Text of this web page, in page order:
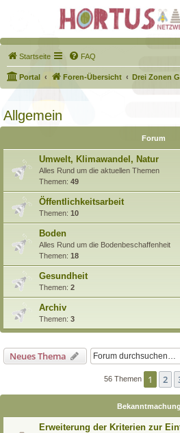
Startseite FAQ
Portal Foren-Übersicht Drei Zonen
Allgemein
Forum
Umwelt, Klimawandel, Natur
Alles Rund um die aktuellen Themen
Themen: 49
Öffentlichkeitsarbeit
Themen: 10
Boden
Alles Rund um die Bodenbeschaffenheit
Themen: 18
Gesundheit
Themen: 2
Archiv
Themen: 3
Neues Thema
56 Themen 1 2
Erweiterung der Kriterien zur